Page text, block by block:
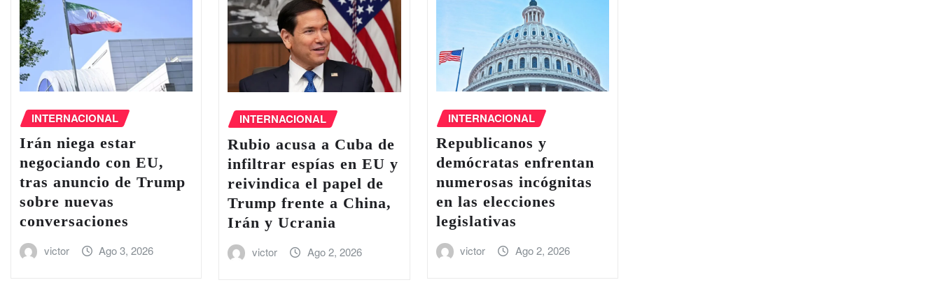
INTERNACIONAL
Irán niega estar
negociando con EU,
tras anuncio de Trump
sobre nuevas
conversaciones
victor Ago 3, 2026
INTERNACIONAL
Rubio acusa a Cuba de
infiltrar espías en EU y
reivindica el papel de
Trump frente a China,
Irán y Ucrania
victor Ago 2, 2026
INTERNACIONAL
Republicanos y
demócratas enfrentan
numerosas incógnitas
en las elecciones
legislativas
victor Ago 2, 2026